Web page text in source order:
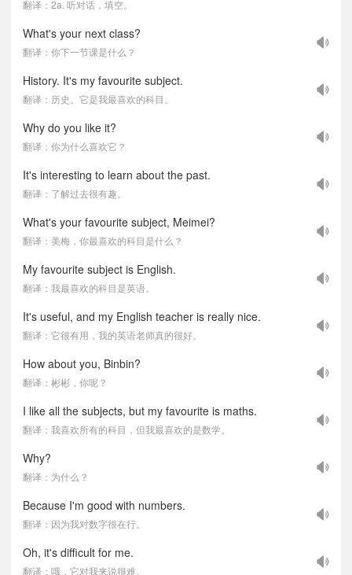
翻译：2a. 听对话，填空。
What's your next class?
翻译：你下一节课是什么？
History. It's my favourite subject.
翻译：历史。它是我最喜欢的科目。
Why do you like it?
翻译：你为什么喜欢它？
It's interesting to learn about the past.
翻译：了解过去很有趣。
What's your favourite subject, Meimei?
翻译：美梅，你最喜欢的科目是什么？
My favourite subject is English.
翻译：我最喜欢的科目是英语。
It's useful, and my English teacher is really nice.
翻译：它很有用，我的英语老师真的很好。
How about you, Binbin?
翻译：彬彬，你呢？
I like all the subjects, but my favourite is maths.
翻译：我喜欢所有的科目，但我最喜欢的是数学。
Why?
翻译：为什么？
Because I'm good with numbers.
翻译：因为我对数字很在行。
Oh, it's difficult for me.
翻译：哦，它对我来说很难。